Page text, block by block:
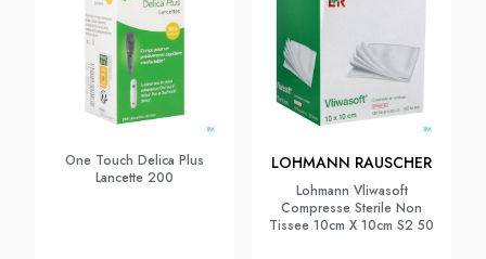
One Touch Delica Plus
Lancette 200
LOHMANN RAUSCHER
Lohmann Vliwasoft
Compresse Sterile Non
Tissee 10cm X 10cm S2 50